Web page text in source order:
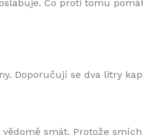
Co proti tomu
Doporučují se dva litry
smát. Protože